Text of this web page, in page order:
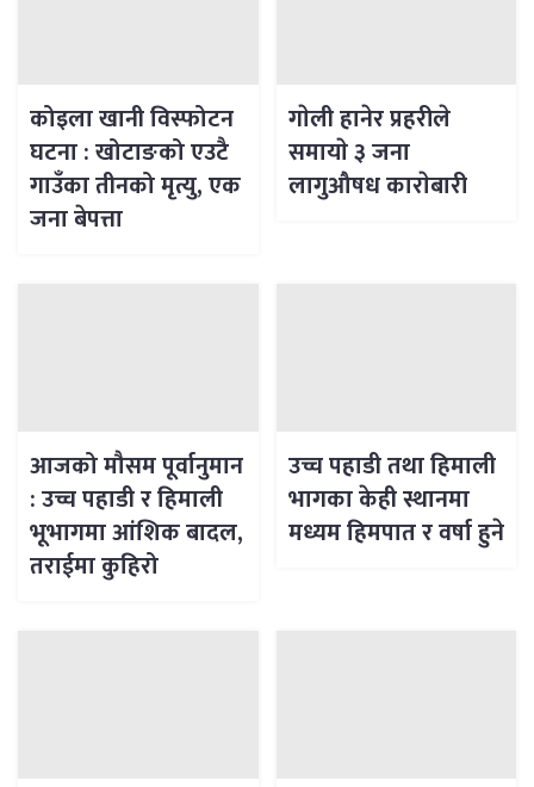
कोइला खानी विस्फोटन
घटना : खोटाङको एउटै
गाउँका तीनको मृत्यु, एक
जना बेपत्ता
गाेली हानेर प्रहरीले
समायाे ३ जना
लागुऔषध काराेबारी
आजको मौसम पूर्वानुमान
: उच्च पहाडी र हिमाली
भूभागमा आंशिक बादल,
तराईमा कुहिरो
उच्च पहाडी तथा हिमाली
भागका केही स्थानमा
मध्यम हिमपात र वर्षा हुने